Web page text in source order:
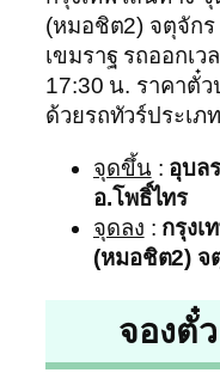
(หมอชิต2) จตุจักร
เขมราฐ รถออกเ
17:30 น. ราคาตั๋
ด้วยรถทัวร์ประเภ
จุดขึ้น: อุบล
อ.โพธิ์ไทร
จุดลง : กรุงเ
(หมอชิต2) จ
จองตั๋